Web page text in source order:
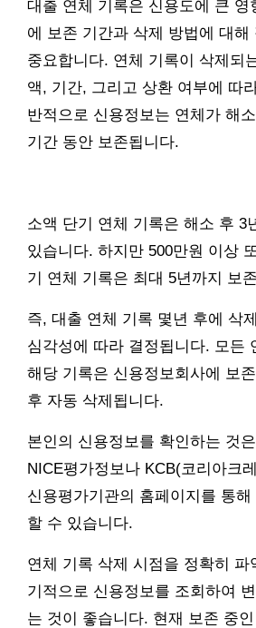
대출 연체 기록은 신용도에 큰 영
에 보존 기간과 삭제 방법에 대해
중요합니다. 연체 기록이 삭제되
액, 기간, 그리고 상환 여부에 따
반적으로 신용정보는 연체가 해
기간 동안 보존됩니다.
소액 단기 연체 기록은 해소 후 3
있습니다. 하지만 500만원 이상
기 연체 기록은 최대 5년까지 보
즉, 대출 연체 기록 몇년 후에 삭
심각성에 따라 결정됩니다. 모든
해당 기록은 신용정보회사에 보
후 자동 삭제됩니다.
본인의 신용정보를 확인하는 것
NICE평가정보나 KCB(코리아크
신용평가기관의 홈페이지를 통
할 수 있습니다.
연체 기록 삭제 시점을 정확히 파
기적으로 신용정보를 조회하여
는 것이 좋습니다. 현재 보존 중